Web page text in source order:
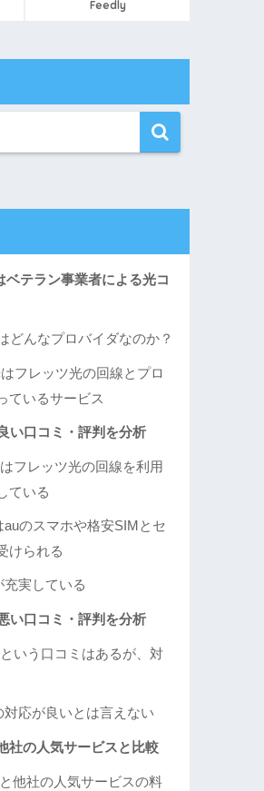
Feedly
ベテラン事業者による光コ
どんなプロバイダなのか？
フレッツ光の回線とプロ
ているサービス
い口コミ・評判を分析
フレッツ光の回線を利用
ている
auのスマホや格安SIMとセ
けられる
実している
い口コミ・評判を分析
いう口コミはあるが、対
応が良いとは言えない
社の人気サービスと比較
他社の人気サービスの料